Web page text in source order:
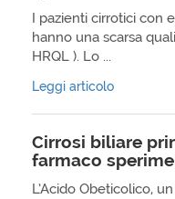
I pazienti cirrotici con
hanno una scarsa
HRQL ). Lo ...
Leggi articolo
Cirrosi biliare
farmaco
L’Acido Obeticolico,